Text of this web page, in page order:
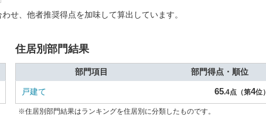
せ、他者推奨得点を加味して算出しています。
住居別部門結果
部門項目 部門得点・順位
戸建て 65.4点（第4位）
※住居別部門結果はランキングを住居別に分類したものです。